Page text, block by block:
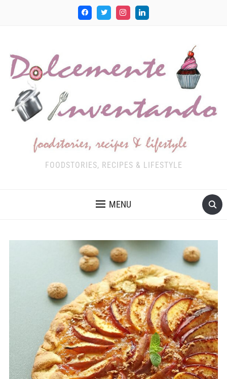
FOODSTORIES, RECIPES & LIFESTYLE
MENU